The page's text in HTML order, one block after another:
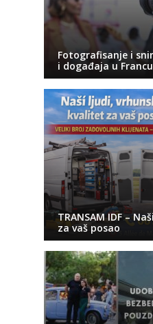
Fotografisanje i
i događaja u
TRANSAM IDF –
za vaš posao